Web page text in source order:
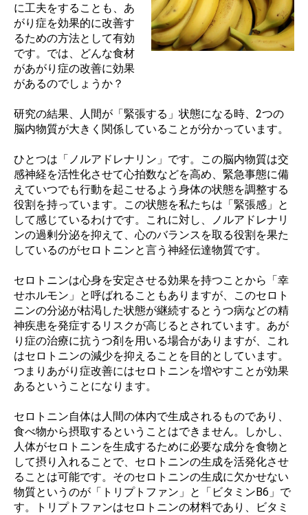
に工夫をすることも、あ
がり症を効果的に改善す
るための方法として有効
です。では、どんな食材
があがり症の改善に効果
があるのでしょうか？
研究の結果、人間が「緊張する」状態になる時、2つの
脳内物質が大きく関係していることが分かっています。
ひとつは「ノルアドレナリン」です。この脳内物質は交
感神経を活性化させて心拍数などを高め、緊急事態に備
えていつでも行動を起こせるよう身体の状態を調整する
役割を持っています。この状態を私たちは「緊張感」と
して感じているわけです。これに対し、ノルアドレナリ
ンの過剰分泌を抑えて、心のバランスを取る役割を果た
しているのがセロトニンと言う神経伝達物質です。
セロトニンは心身を安定させる効果を持つことから「幸
せホルモン」と呼ばれることもありますが、このセロト
ニンの分泌が枯渇した状態が継続するとうつ病などの精
神疾患を発症するリスクが高じるとされています。あが
り症の治療に抗うつ剤を用いる場合がありますが、これ
はセロトニンの減少を抑えることを目的としています。
つまりあがり症改善にはセロトニンを増やすことが効果
あるということになります。
セロトニン自体は人間の体内で生成されるものであり、
食べ物から摂取するということはできません。しかし、
人体がセロトニンを生成するために必要な成分を食物と
して摂り入れることで、セロトニンの生成を活発化させ
ることは可能です。そのセロトニンの生成に欠かせない
物質というのが「トリプトファン」と「ビタミンB6」で
す。トリプトファンはセロトニンの材料であり、ビタミ